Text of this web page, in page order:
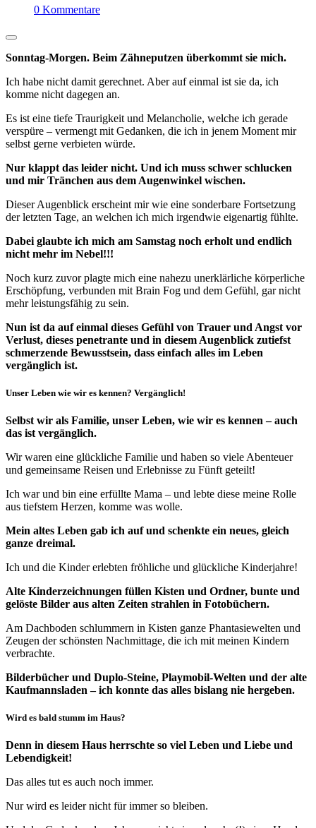
0 Kommentare
Sonntag-Morgen. Beim Zähneputzen überkommt sie mich.
Ich habe nicht damit gerechnet. Aber auf einmal ist sie da, ich
komme nicht dagegen an.
Es ist eine tiefe Traurigkeit und Melancholie, welche ich gerade
verspüre – vermengt mit Gedanken, die ich in jenem Moment mir
selbst gerne verbieten würde.
Nur klappt das leider nicht. Und ich muss schwer schlucken
und mir Tränchen aus dem Augenwinkel wischen.
Dieser Augenblick erscheint mir wie eine sonderbare Fortsetzung
der letzten Tage, an welchen ich mich irgendwie eigenartig fühlte.
Dabei glaubte ich mich am Samstag noch erholt und endlich
nicht mehr im Nebel!!!
Noch kurz zuvor plagte mich eine nahezu unerklärliche körperliche
Erschöpfung, verbunden mit Brain Fog und dem Gefühl, gar nicht
mehr leistungsfähig zu sein.
Nun ist da auf einmal dieses Gefühl von Trauer und Angst vor
Verlust, dieses penetrante und in diesem Augenblick zutiefst
schmerzende Bewusstsein, dass einfach alles im Leben
vergänglich ist.
Unser Leben wie wir es kennen? Vergänglich!
Selbst wir als Familie, unser Leben, wie wir es kennen – auch
das ist vergänglich.
Wir waren eine glückliche Familie und haben so viele Abenteuer
und gemeinsame Reisen und Erlebnisse zu Fünft geteilt!
Ich war und bin eine erfüllte Mama – und lebte diese meine Rolle
aus tiefstem Herzen, komme was wolle.
Mein altes Leben gab ich auf und schenkte ein neues, gleich
ganze dreimal.
Ich und die Kinder erlebten fröhliche und glückliche Kinderjahre!
Alte Kinderzeichnungen füllen Kisten und Ordner, bunte und
gelöste Bilder aus alten Zeiten strahlen in Fotobüchern.
Am Dachboden schlummern in Kisten ganze Phantasiewelten und
Zeugen der schönsten Nachmittage, die ich mit meinen Kindern
verbrachte.
Bilderbücher und Duplo-Steine, Playmobil-Welten und der alte
Kaufmannsladen – ich konnte das alles bislang nie hergeben.
Wird es bald stumm im Haus?
Denn in diesem Haus herrschte so viel Leben und Liebe und
Lebendigkeit!
Das alles tut es auch noch immer.
Nur wird es leider nicht für immer so bleiben.